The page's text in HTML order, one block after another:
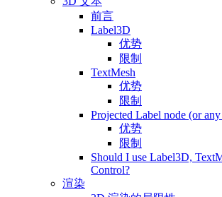
前言
Label3D
优势
限制
TextMesh
优势
限制
Projected Label node (or
优势
限制
Should I use Label3D,
Control?
渲染